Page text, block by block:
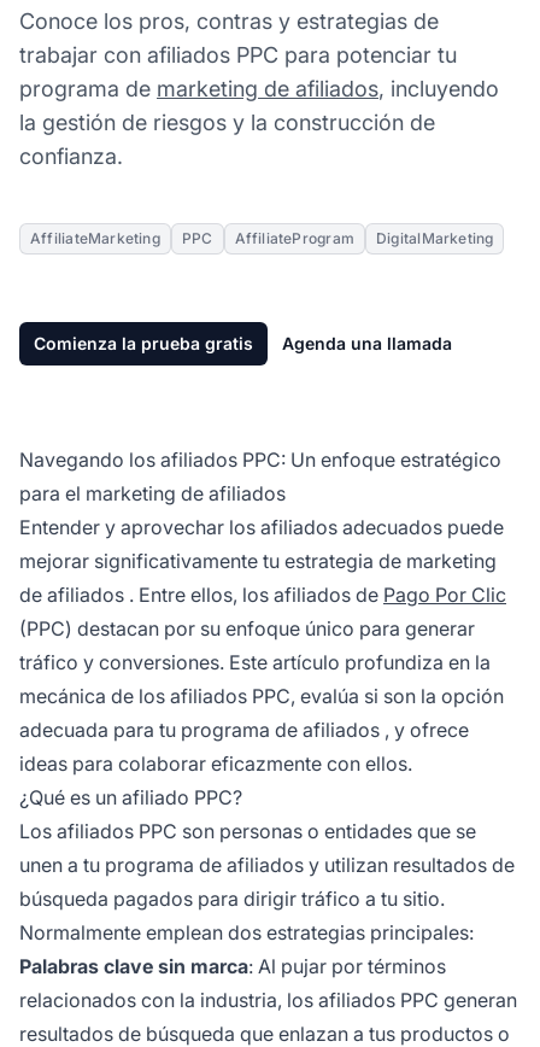
Conoce los pros, contras y estrategias de
trabajar con afiliados PPC para potenciar tu
programa de marketing de afiliados, incluyendo
la gestión de riesgos y la construcción de
confianza.
AffiliateMarketing PPC AffiliateProgram DigitalMarketing
Comienza la prueba gratis Agenda una llamada
Navegando los afiliados PPC: Un enfoque estratégico
para el marketing de afiliados
Entender y aprovechar los afiliados adecuados puede
mejorar significativamente tu estrategia de marketing
de afiliados . Entre ellos, los afiliados de Pago Por Clic
(PPC) destacan por su enfoque único para generar
tráfico y conversiones. Este artículo profundiza en la
mecánica de los afiliados PPC, evalúa si son la opción
adecuada para tu programa de afiliados , y ofrece
ideas para colaborar eficazmente con ellos.
¿Qué es un afiliado PPC?
Los afiliados PPC son personas o entidades que se
unen a tu programa de afiliados y utilizan resultados de
búsqueda pagados para dirigir tráfico a tu sitio.
Normalmente emplean dos estrategias principales:
Palabras clave sin marca: Al pujar por términos
relacionados con la industria, los afiliados PPC generan
resultados de búsqueda que enlazan a tus productos o